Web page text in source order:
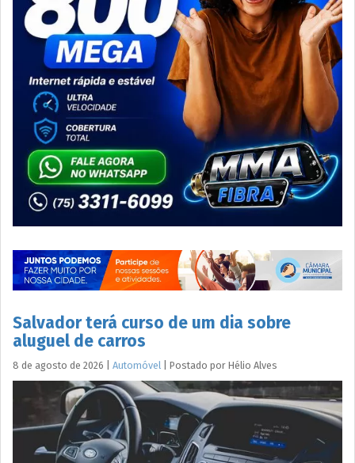
Salvador terá curso de um dia sobre
aluguel de carros
8 de agosto de 2026 Automóvel Postado por Hélio Alves